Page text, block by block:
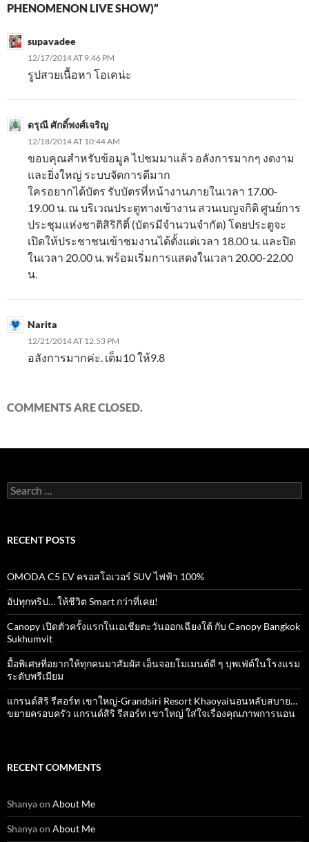
PHENOMENON LIVE SHOW)”
supavadee
12/17/2014 AT 9:46 PM
รูปสวยเนื้อหา โอเคน่ะ
ดรุณี ศักดิ์พงศ์เจริญ
12/18/2014 AT 10:44 AM
ขอบคุณสำหรับข้อมูล ไปชมมาแล้ว อลังการมากๆ งดงาม
และยิ่งใหญ่ ระบบจัดการดีมาก
ใครอยากได้บัตร รับบัตรที่หน้างานภายในเวลา 17.00-
19.00 น. ณ บริเวณประตูทางเข้างาน สวนเบญจกิติ ศูนย์การ
ประชุมแห่งชาติสิริกิติ์ (บัตรมีจำนวนจำกัด) โดยประตูจะ
เปิดให้ประชาชนเข้าชมงานได้ตั้งแต่เวลา 18.00 น. และปิด
ในเวลา 20.00 น. พร้อมเริ่มการแสดงในเวลา 20.00-22.00
น.
Narita
12/21/2014 AT 12:53 PM
อลังการมากค่ะ. เต็ม10 ให้9.8
COMMENTS ARE CLOSED.
Search
for:
RECENT POSTS
OMODA C5 EV ครอสโอเวอร์ SUV ไฟฟ้า 100%
อัปทุกทริป… ให้ชีวิต Smart กว่าที่เคย!
Canopy เปิดตัวครั้งแรกในเอเชียตะวันออกเฉียงใต้ กับ Canopy Bangkok
Sukhumvit
มื้อพิเศษที่อยากให้ทุกคนมาสัมผัส เอ็นจอยโมเมนต์ดี ๆ บุพเฟ่ต์ในโรงแรม
ระดับพรีเมียม
แกรนด์สิริ​ รีสอร์ท​ เขาใหญ่​-Grandsiri​ Resort​ Khaoyaiนอนหลับสบาย…
ขยายครอบครัว แกรนด์สิริ รีสอร์ท เขาใหญ่ ใส่ใจเรื่องคุณภาพการนอน
RECENT COMMENTS
Shanyaon About Me
Shanyaon About Me